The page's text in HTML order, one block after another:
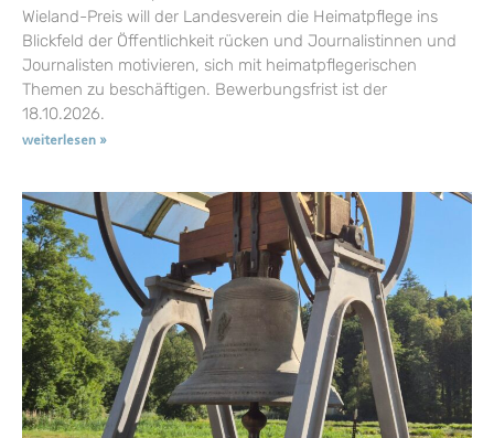
Wieland-Preis will der Landesverein die Heimatpflege ins
Blickfeld der Öffentlichkeit rücken und Journalistinnen und
Journalisten motivieren, sich mit heimatpflegerischen
Themen zu beschäftigen. Bewerbungsfrist ist der
18.10.2026.
weiterlesen »